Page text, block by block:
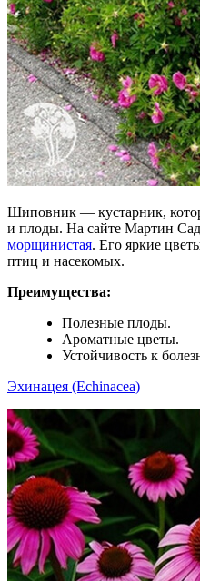
Шиповник — кустарник,
и плоды. На сайте Мартин
морщинистая. Его яркие
птиц и насекомых.
Преимущества:
Полезные плоды.
Ароматные цветы.
Устойчивость к
Эхинацея (Echinacea)